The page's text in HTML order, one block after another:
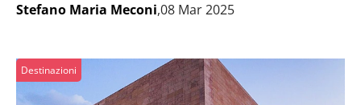
Stefano Maria Meconi,08 Mar 2025
Destinazioni